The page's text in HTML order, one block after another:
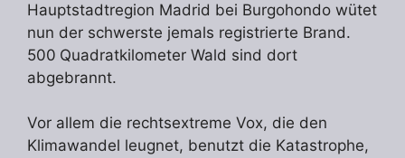
Hauptstadtregion Madrid bei Burgohondo wütet
nun der schwerste jemals registrierte Brand.
500 Quadratkilometer Wald sind dort
abgebrannt.
Vor allem die rechtsextreme Vox, die den
Klimawandel leugnet, benutzt die Katastrophe,